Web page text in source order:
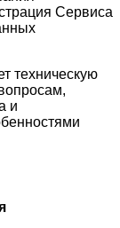
Сервиса
техническую
и